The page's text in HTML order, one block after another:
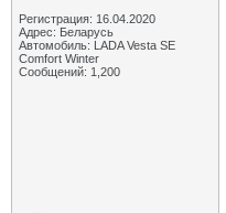
Регистрация: 16.04.2020
Адрес: Беларусь
Автомобиль: LADA Vesta SE
Comfort Winter
Сообщений: 1,200